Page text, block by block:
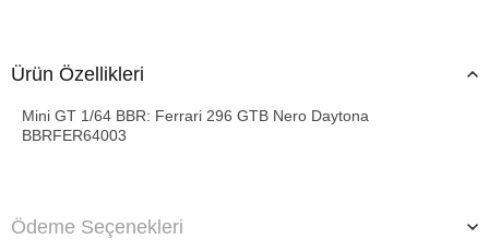
Ürün Özellikleri
Mini GT 1/64 BBR: Ferrari 296 GTB Nero Daytona
BBRFER64003
Ödeme Seçenekleri